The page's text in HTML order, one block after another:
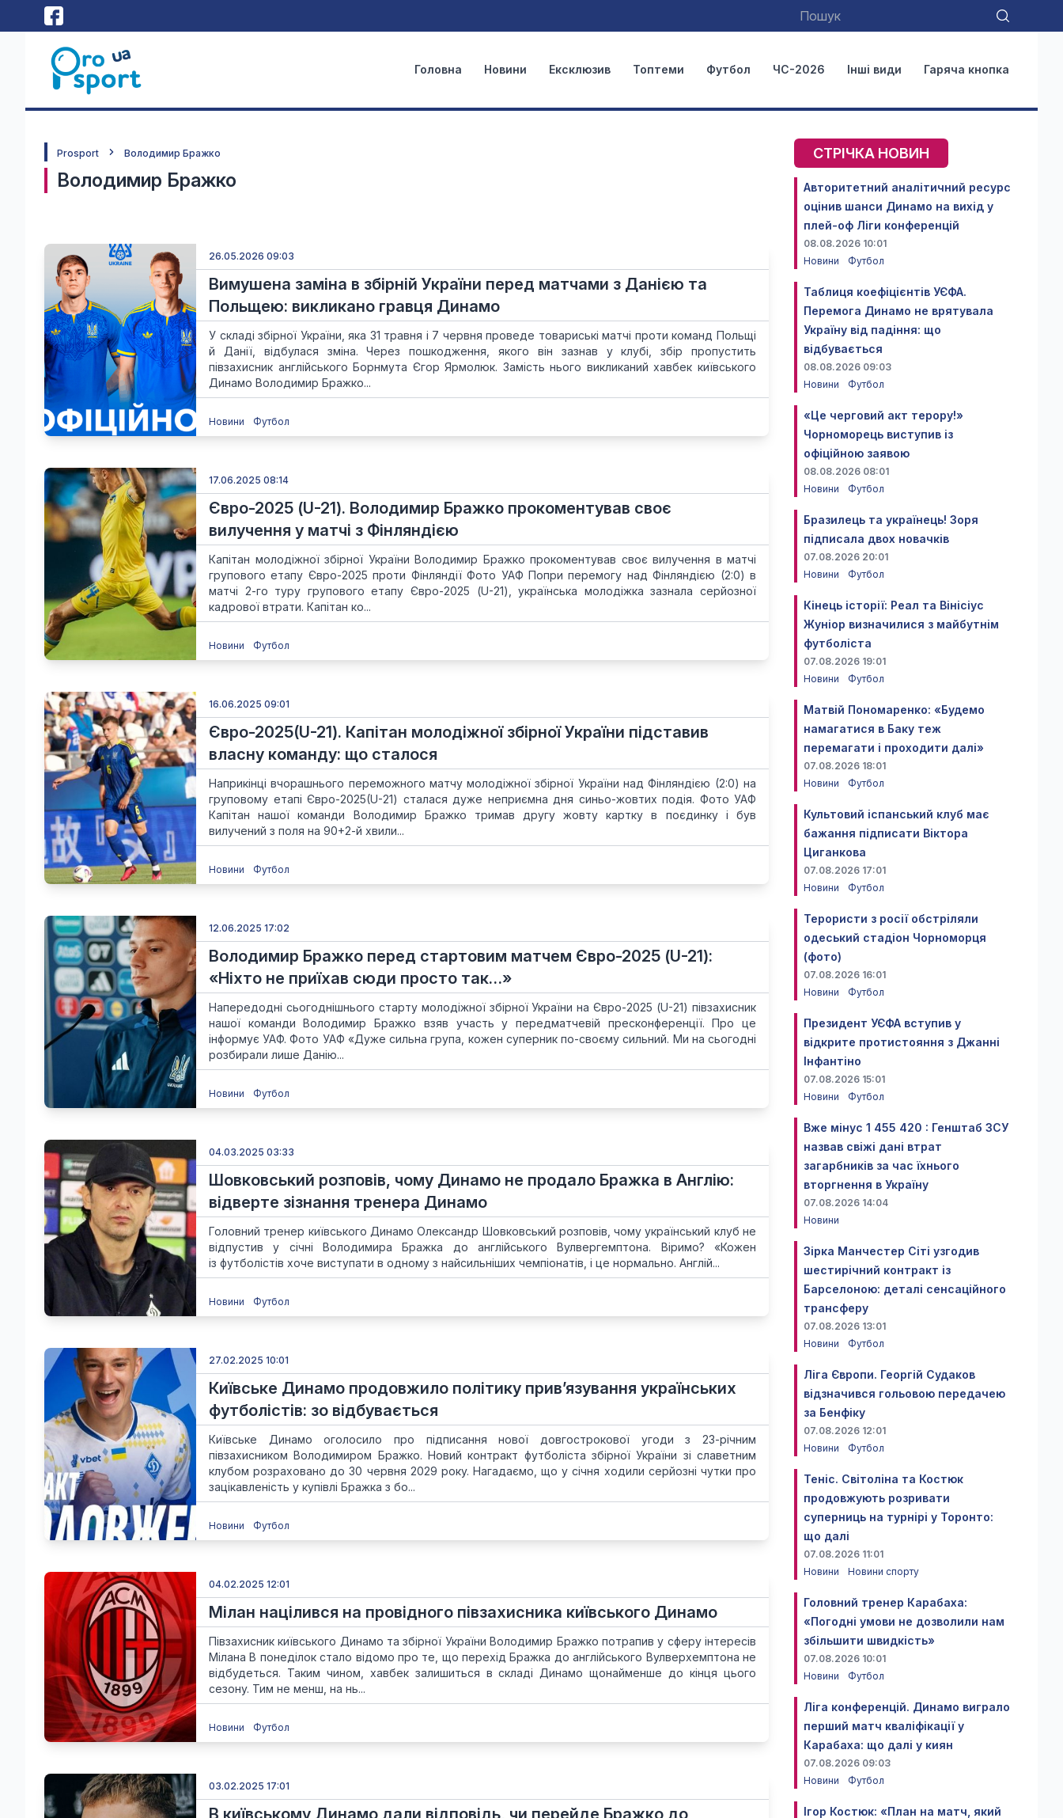
Головна Новини Ексклюзив Топтеми Футбол ЧС-2026 Інші види Гаряча кнопка
Prosport Володимир Бражко
Володимир Бражко
26.05.2026 09:03
Вимушена заміна в збірній України перед матчами з Данією та
Польщею: викликано гравця Динамо
У складі збірної України, яка 31 травня і 7 червня проведе товариські матчі проти команд Польщі
й Данії, відбулася зміна. Через пошкодження, якого він зазнав у клубі, збір пропустить
півзахисник англійського Борнмута Єгор Ярмолюк. Замість нього викликаний хавбек київського
Динамо Володимир Бражко...
Новини Футбол
17.06.2025 08:14
Євро-2025 (U-21). Володимир Бражко прокоментував своє
вилучення у матчі з Фінляндією
Капітан молодіжної збірної України Володимир Бражко прокоментував своє вилучення в матчі
групового етапу Євро-2025 проти Фінляндії Фото УАФ Попри перемогу над Фінляндією (2:0) в
матчі 2-го туру групового етапу Євро-2025 (U-21), українська молодіжка зазнала серйозної
кадрової втрати. Капітан ко...
Новини Футбол
16.06.2025 09:01
Євро-2025(U-21). Капітан молодіжної збірної України підставив
власну команду: що сталося
Наприкінці вчорашнього переможного матчу молодіжної збірної України над Фінляндією (2:0) на
груповому етапі Євро-2025(U-21) сталася дуже неприємна дня синьо-жовтих подія. Фото УАФ
Капітан нашої команди Володимир Бражко тримав другу жовту картку в поєдинку і був
вилучений з поля на 90+2-й хвили...
Новини Футбол
12.06.2025 17:02
Володимир Бражко перед стартовим матчем Євро-2025 (U-21):
«Ніхто не приїхав сюди просто так…»
Напередодні сьогоднішнього старту молодіжної збірної України на Євро-2025 (U-21) півзахисник
нашої команди Володимир Бражко взяв участь у передматчевій пресконференції. Про це
інформує УАФ. Фото УАФ «Дуже сильна група, кожен суперник по-своєму сильний. Ми на сьогодні
розбирали лише Данію...
Новини Футбол
04.03.2025 03:33
Шовковський розповів, чому Динамо не продало Бражка в Англію:
відверте зізнання тренера Динамо
Головний тренер київського Динамо Олександр Шовковський розповів, чому український клуб не
відпустив у січні Володимира Бражка до англійського Вулвергемптона. Віримо? «Кожен
із футболістів хоче виступати в одному з найсильніших чемпіонатів, і це нормально. Англій...
Новини Футбол
27.02.2025 10:01
Київське Динамо продовжило політику прив’язування українських
футболістів: зо відбувається
Київське Динамо оголосило про підписання нової довгострокової угоди з 23-річним
півзахисником Володимиром Бражко. Новий контракт футболіста збірної України зі славетним
клубом розраховано до 30 червня 2029 року. Нагадаємо, що у січня ходили серйозні чутки про
зацікавленість у купівлі Бражка з бо...
Новини Футбол
04.02.2025 12:01
Мілан націлився на провідного півзахисника київського Динамо
Півзахисник київського Динамо та збірної України Володимир Бражко потрапив у сферу інтересів
Мілана В понеділок стало відомо про те, що перехід Бражка до англійського Вулверхемптона не
відбудеться. Таким чином, хавбек залишиться в складі Динамо щонайменше до кінця цього
сезону. Тим не менш, на нь...
Новини Футбол
03.02.2025 17:01
В київському Динамо дали відповідь, чи перейде Бражко до
СТРІЧКА НОВИН
Авторитетний аналітичний ресурс
оцінив шанси Динамо на вихід у
плей-оф Ліги конференцій
08.08.2026 10:01
Новини
Футбол
Таблиця коефіцієнтів УЄФА.
Перемога Динамо не врятувала
Україну від падіння: що
відбувається
08.08.2026 09:03
Новини
Футбол
«Це черговий акт терору!»
Чорноморець виступив із
офіційною заявою
08.08.2026 08:01
Новини
Футбол
Бразилець та українець! Зоря
підписала двох новачків
07.08.2026 20:01
Новини
Футбол
Кінець історії: Реал та Вінісіус
Жуніор визначилися з майбутнім
футболіста
07.08.2026 19:01
Новини
Футбол
Матвій Пономаренко: «Будемо
намагатися в Баку теж
перемагати і проходити далі»
07.08.2026 18:01
Новини
Футбол
Культовий іспанський клуб має
бажання підписати Віктора
Циганкова
07.08.2026 17:01
Новини
Футбол
Терористи з росії обстріляли
одеський стадіон Чорноморця
(фото)
07.08.2026 16:01
Новини
Футбол
Президент УЄФА вступив у
відкрите протистояння з Джанні
Інфантіно
07.08.2026 15:01
Новини
Футбол
Вже мінус 1 455 420 : Генштаб ЗСУ
назвав свіжі дані втрат
загарбників за час їхнього
вторгнення в Україну
07.08.2026 14:04
Новини
Зірка Манчестер Сіті узгодив
шестирічний контракт із
Барселоною: деталі сенсаційного
трансферу
07.08.2026 13:01
Новини
Футбол
Ліга Європи. Георгій Судаков
відзначився гольовою передачею
за Бенфіку
07.08.2026 12:01
Новини
Футбол
Теніс. Світоліна та Костюк
продовжують розривати
суперниць на турнірі у Торонто:
що далі
07.08.2026 11:01
Новини
Новини спорту
Головний тренер Карабаха:
«Погодні умови не дозволили нам
збільшити швидкість»
07.08.2026 10:01
Новини
Футбол
Ліга конференцій. Динамо виграло
перший матч кваліфікації у
Карабаха: що далі у киян
07.08.2026 09:03
Новини
Футбол
Ігор Костюк: «План на матч, який